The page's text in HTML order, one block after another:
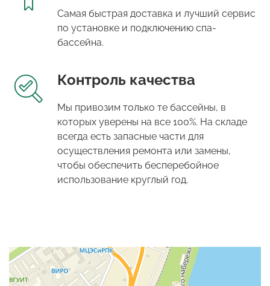
Самая быстрая доставка и лучший сервис
по установке и подключению спа-
бассейна.
Контроль качества
Мы привозим только те бассейны, в
которых уверены на все 100%. На складе
всегда есть запасные части для
осуществления ремонта или замены,
чтобы обеспечить бесперебойное
использование круглый год.